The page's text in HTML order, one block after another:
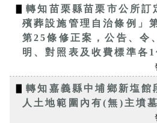
▋轉知苗栗縣苗栗市公所訂
殯葬設施管理自治條例」
第25條修正案，公告、令
明、對照表及收費標準各1
▋轉知嘉義縣中埔鄉新塩館
人土地範圍內有(無)主墳